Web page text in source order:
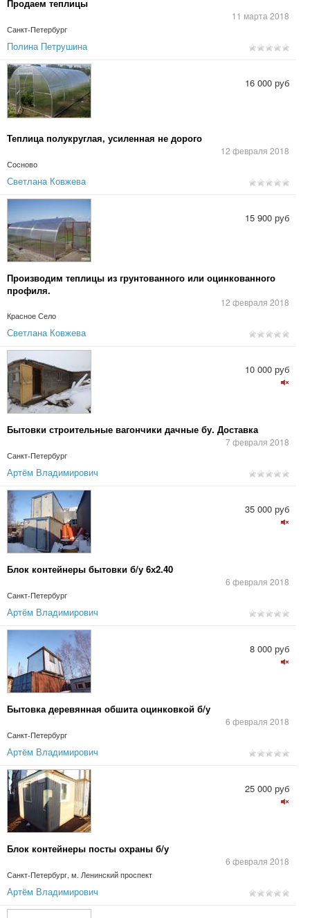
Продаем теплицы
11 марта 2018
Санкт-Петербург
Полина Петрушина
Теплица полукруглая, усиленная не дорого
12 февраля 2018
Сосново
16 000 руб
Светлана Ковжева
Производим теплицы из грунтованного или оцинкованного
профиля.
12 февраля 2018
Красное Село
15 900 руб
Светлана Ковжева
Бытовки строительные вагончики дачные бу. Доставка
7 февраля 2018
Санкт-Петербург
10 000 руб
Артём Владимирович
Блок контейнеры бытовки б/у 6х2.40
6 февраля 2018
Санкт-Петербург
35 000 руб
Артём Владимирович
Бытовка деревянная обшита оцинковкой б/у
6 февраля 2018
Санкт-Петербург
8 000 руб
Артём Владимирович
Блок контейнеры посты охраны б/у
6 февраля 2018
Санкт-Петербург, м. Ленинский проспект
25 000 руб
Артём Владимирович